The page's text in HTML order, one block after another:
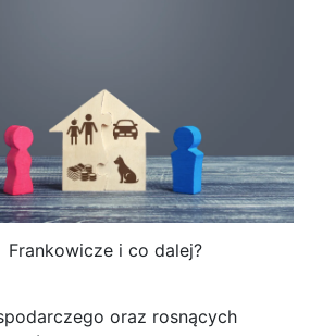
Frankowicze i co dalej?
oraz rosnących